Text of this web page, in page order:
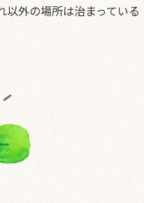
外の場所は治まっている